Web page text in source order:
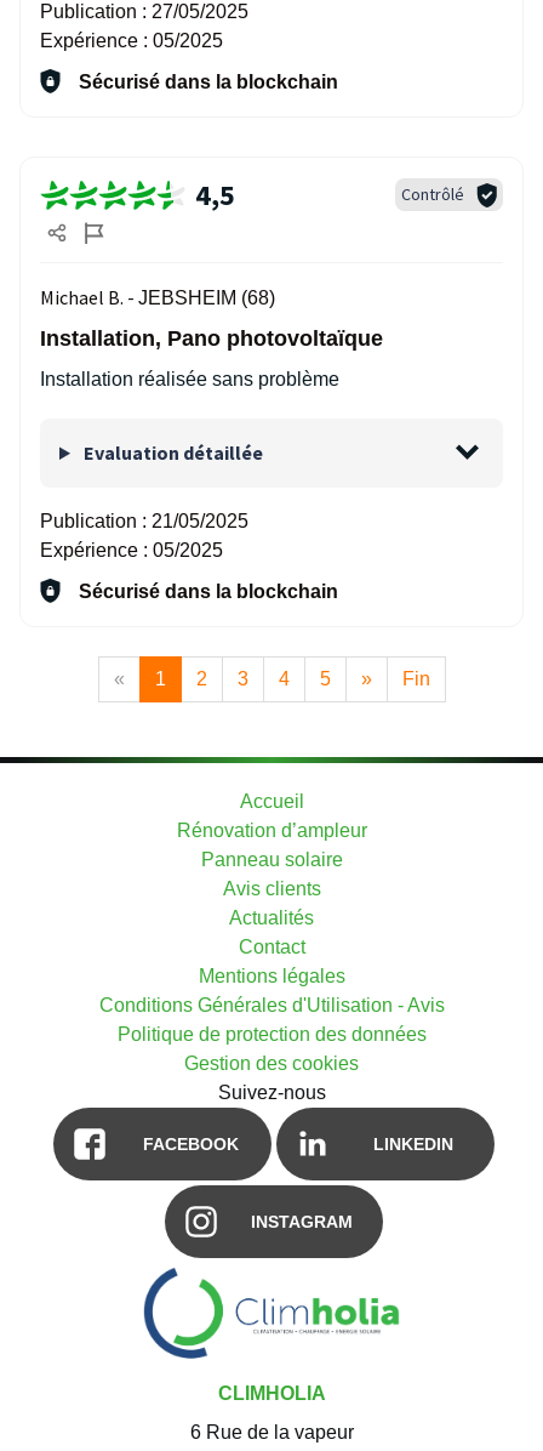
Publication : 27/05/2025
Expérience : 05/2025
Sécurisé dans la blockchain
4,5 Contrôlé
Michael B. - JEBSHEIM (68)
Installation, Pano photovoltaïque
Installation réalisée sans problème
Evaluation détaillée
Publication : 21/05/2025
Expérience : 05/2025
Sécurisé dans la blockchain
« 1 2 3 4 5 » Fin
Accueil
Rénovation d’ampleur
Panneau solaire
Avis clients
Actualités
Contact
Mentions légales
Conditions Générales d'Utilisation - Avis
Politique de protection des données
Gestion des cookies
Suivez-nous
FACEBOOK LINKEDIN
INSTAGRAM
CLIMHOLIA
6 Rue de la vapeur